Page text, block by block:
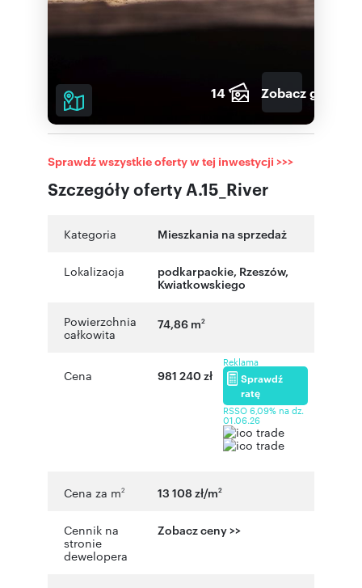
14 Zobacz galerię
Szczegóły oferty A.15_River
Sprawdź wszystkie oferty w tej inwestycji >>>
Kategoria Mieszkania na sprzedaż
Lokalizacja podkarpackie, Rzeszów,
Kwiatkowskiego
Powierzchnia
całkowita
74,86 m2
Cena 981 240 zł
Reklama
Sprawdź
ratę
RSSO 6,09% na dz.
01.06.26
Cena za m2 13 108 zł/m2
Cennik na
stronie
dewelopera
Zobacz ceny >>